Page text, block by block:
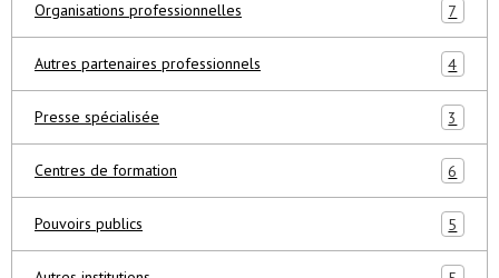
Organisations professionnelles 7
Autres partenaires professionnels 4
Presse spécialisée 3
Centres de formation 6
Pouvoirs publics 5